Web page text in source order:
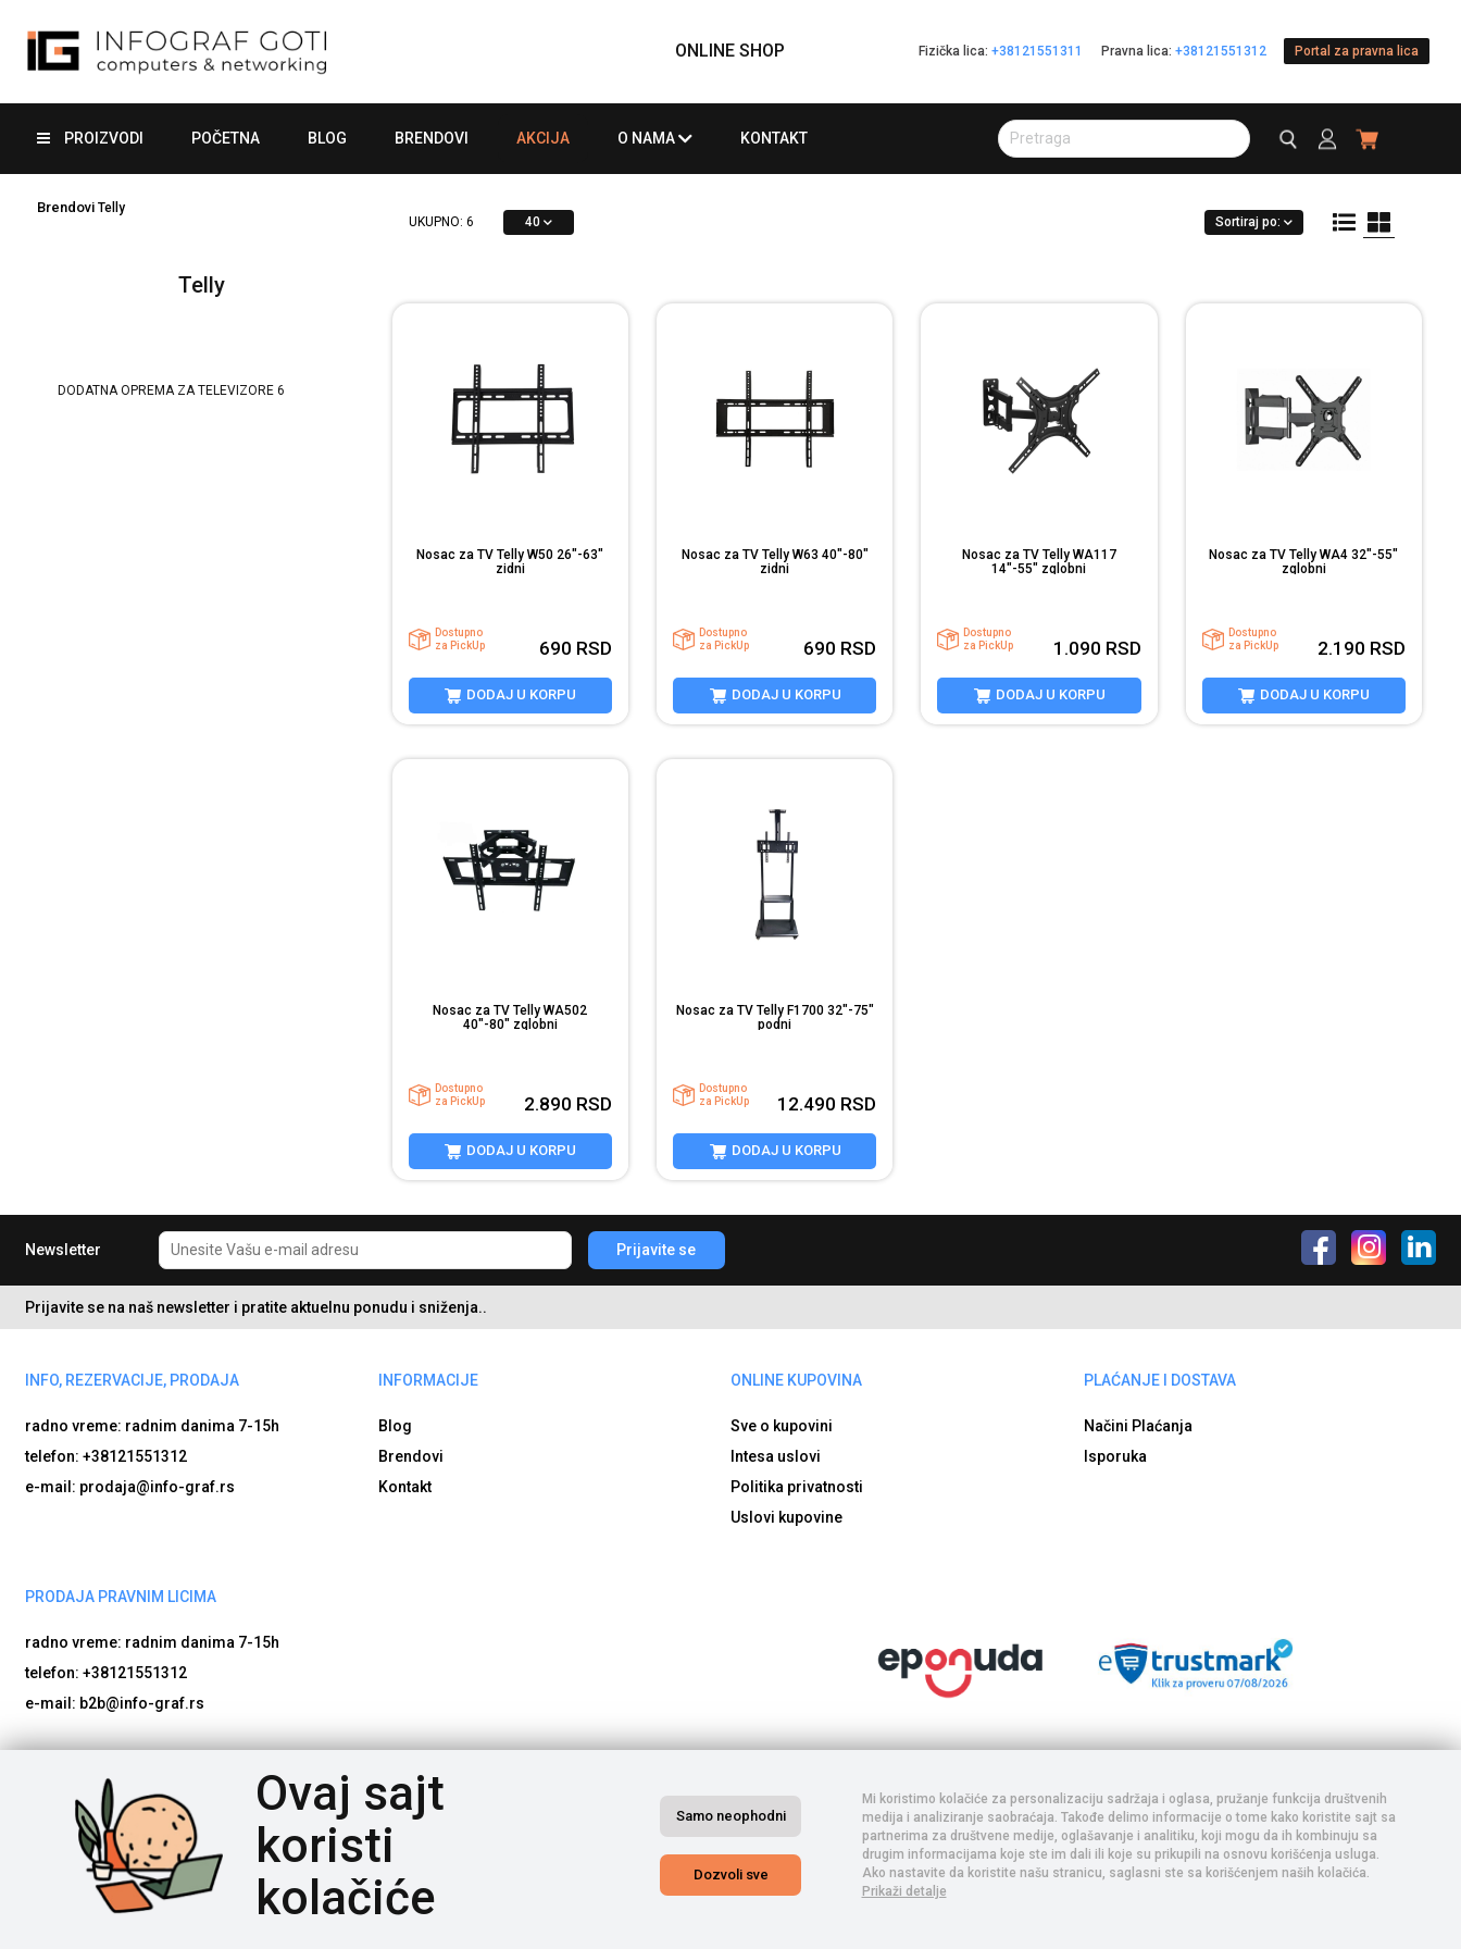
ONLINE SHOP Fizička lica: +38121551311 Pravna lica: +38121551312 Portal za pravna lica
PROIZVODI POČETNA BLOG BRENDOVI AKCIJA O NAMA KONTAKT
Brendovi Telly
Telly
DODATNA OPREMA ZA TELEVIZORE 6
UKUPNO: 6 40 Sortiraj po:
Nosac za TV Telly W50 26"-63"
zidni
Dostupno
za PickUp
690 RSD
DODAJ U KORPU
Nosac za TV Telly W63 40"-80"
zidni
Dostupno
za PickUp
690 RSD
DODAJ U KORPU
Nosac za TV Telly WA117
14"-55" zglobni
Dostupno
za PickUp
1.090 RSD
DODAJ U KORPU
Nosac za TV Telly WA4 32"-55"
zglobni
Dostupno
za PickUp
2.190 RSD
DODAJ U KORPU
Nosac za TV Telly WA502
40"-80" zglobni
Dostupno
za PickUp
2.890 RSD
DODAJ U KORPU
Nosac za TV Telly F1700 32"-75"
podni
Dostupno
za PickUp
12.490 RSD
DODAJ U KORPU
Newsletter Prijavite se
Prijavite se na naš newsletter i pratite aktuelnu ponudu i sniženja..
INFO, REZERVACIJE, PRODAJA
radno vreme: radnim danima 7-15h
telefon: +38121551312
e-mail: prodaja@info-graf.rs
PRODAJA PRAVNIM LICIMA
radno vreme: radnim danima 7-15h
telefon: +38121551312
e-mail: b2b@info-graf.rs
INFORMACIJE
Blog
Brendovi
Kontakt
ONLINE KUPOVINA
Sve o kupovini
Intesa uslovi
Politika privatnosti
Uslovi kupovine
PLAĆANJE I DOSTAVA
Načini Plaćanja
Isporuka
potrebno nam je vreme da proverimo dostupnost naručene robe. Komercijalista će kontaktirati s Vama posle izvršene porudžbine, nakon čega se vrše uplata i realizacija. Trudimo se da prikazani sadržaj
bude proveren, da artikli imaju tačne nazive i detaljne specifikacije, a sve u cilju Vaše lakše kupovine. Ne garantujemo za potpunu tačnost sadržaja, te Vas pozivamo da nas pozovete ukoliko postoji bilo
kakva dilema u vezi sa procesom kupovine.
Ovaj sajt
koristi
kolačiće
Samo neophodni
Dozvoli sve
Mi koristimo kolačiće za personalizaciju sadržaja i oglasa, pružanje funkcija društvenih
medija i analiziranje saobraćaja. Takođe delimo informacije o tome kako koristite sajt sa
partnerima za društvene medije, oglašavanje i analitiku, koji mogu da ih kombinuju sa
drugim informacijama koje ste im dali ili koje su prikupili na osnovu korišćenja usluga.
Ako nastavite da koristite našu stranicu, saglasni ste sa korišćenjem naših kolačića.
Prikaži detalje